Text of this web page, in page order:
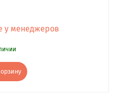
у менеджеров